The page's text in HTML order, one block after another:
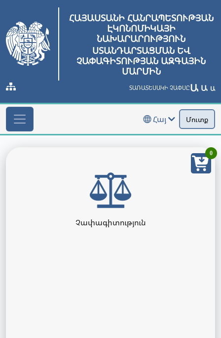
ՀԱՅԱՍՏԱՆԻ ՀԱՆՐԱՊԵՏՈՒԹՅԱՆ
ԷԿՈՆՈՄԻԿԱՅԻ
ՆԱԽԱՐԱՐՈՒԹՅՈՒՆ
ՍՏԱՆԴԱՐՏԱՑՄԱՆ ԵՎ
ՉԱՓԱԳԻՏՈՒԹՅԱՆ ԱԶԳԱՅԻՆ
ՄԱՐՄԻՆ
ՏԱՌԱՏԵՍԱԿԻ ՉԱՓՍԸԱ Ա Ա
Հայ Մուտք
Չափագիտություն
0